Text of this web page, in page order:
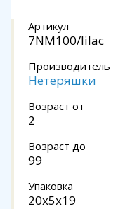
Артикул
7NM100/lilac
Производитель
Нетеряшки
Возраст от
2
Возраст до
99
Упаковка
20x5x19